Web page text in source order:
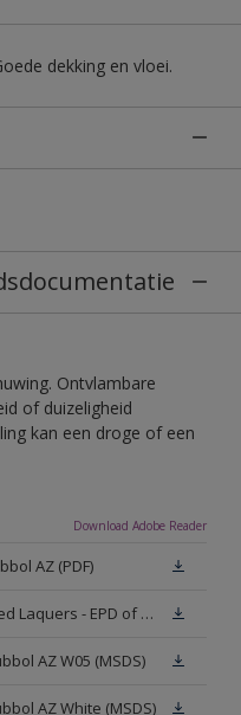
dekking en vloei.
Ontvlambare
of duizeligheid
kan een droge of een
Download Adobe Reader
AZ (PDF)
Sikkens Exterior Solventbased Laquers - EPD of Milieuproductverklaring
AZ W05 (MSDS)
AZ White (MSDS)